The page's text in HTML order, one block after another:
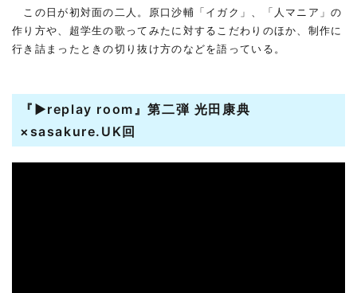
この日が初対面の二人。原口沙輔「イガク」、「人マニア」の
作り方や、超学生の歌ってみたに対するこだわりのほか、制作に
行き詰まったときの切り抜け方のなどを語っている。
『▶︎replay room』第二弾 光田康典
×sasakure.UK回